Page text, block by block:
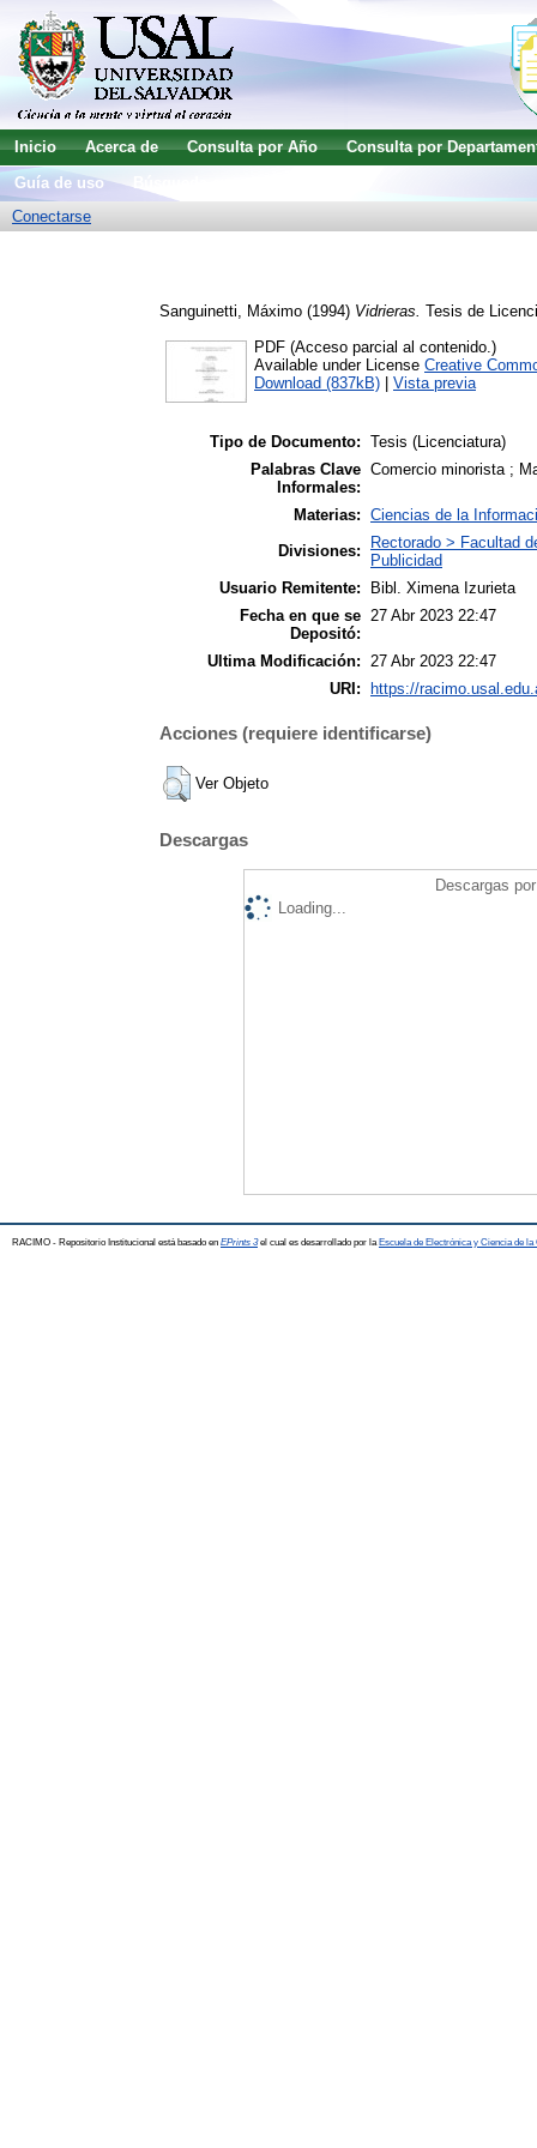
Inicio Acerca de Consulta por Año
Consulta por
Guía de uso
Conectarse
Sanguinetti, Máximo (1994) Vidrieras. Tesis de
PDF (Acceso parcial al contenido.)
Available under License Creative
Download (837kB)
Vista previa
Tipo de Documento: Tesis (Licenciatura)
Palabras Clave
Informales:
Comercio minorista ;
Materias: Ciencias de la
Divisiones:
Rectorado > Facultad
Publicidad
Usuario Remitente:
Bibl. Ximena Izurieta
Fecha en que se
Depositó:
27 Abr 2023 22:47
Ultima Modificación: 27 Abr 2023 22:47
URI:
https://
Acciones (requiere identificarse)
Ver Objeto
Descargas
Descargas
Loading...
RACIMO - Repositorio Institucional está basado en EPrints 3el cual es desarrollado por la Escuela de Electrónica y Ciencia de la